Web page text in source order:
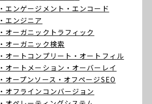
・エンゲージメント ・エンコード
・エンジニア
・オーガニックトラフィック
・オーガニック検索
・オートコンプリート ・オートフィル
・オートメーション ・オーバーレイ
・オープンソース ・オフページSEO
・オフラインコンバージョン